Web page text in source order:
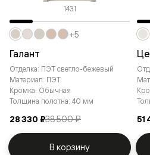
1431
Галант
Отделка: ПЭТ светло-бежевый
Материал: ПЭТ
Кромка: Обычная
Толщина полотна: 40 мм
28 330 ₽38 500 ₽
+5
В корзину
51